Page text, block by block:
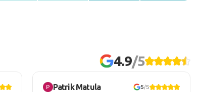
4.9/5
Patrik Matula 5/5